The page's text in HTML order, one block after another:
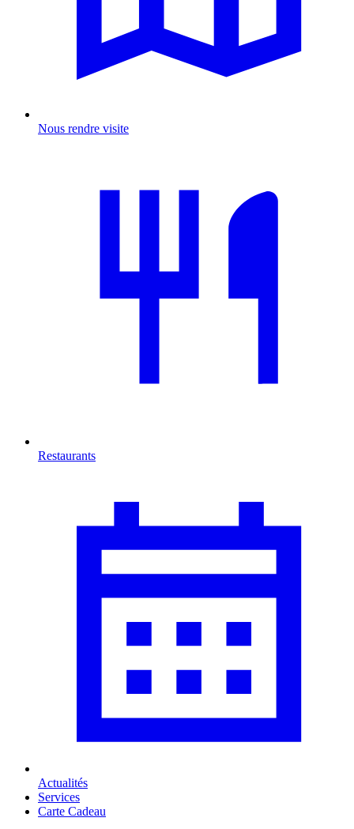
Nous rendre visite
Restaurants
Actualités
Services
Carte Cadeau